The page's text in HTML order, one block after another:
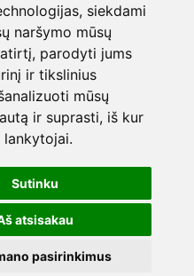
siekdami
naršymo mūsų
parodyti jums
ir tikslinius
mūsų
ir suprasti, iš kur
lankytojai.
Sutinku
atsisakau
pasirinkimus
taisykės•Privatumo politika
gydytojams,
veterinarams,